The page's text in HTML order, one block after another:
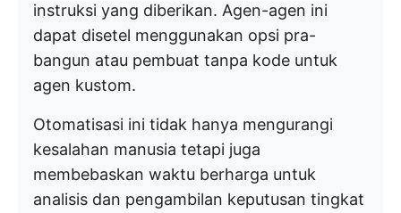
instruksi yang diberikan. Agen-agen ini
dapat disetel menggunakan opsi pra-
bangun atau pembuat tanpa kode untuk
agen kustom.
Otomatisasi ini tidak hanya mengurangi
kesalahan manusia tetapi juga
membebaskan waktu berharga untuk
analisis dan pengambilan keputusan tingkat